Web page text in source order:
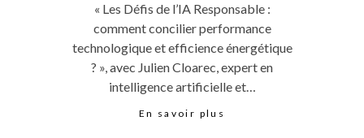
« Les Défis de l’IA Responsable :
comment concilier performance
technologique et efficience énergétique
? », avec Julien Cloarec, expert en
intelligence artificielle et…
En savoir plus